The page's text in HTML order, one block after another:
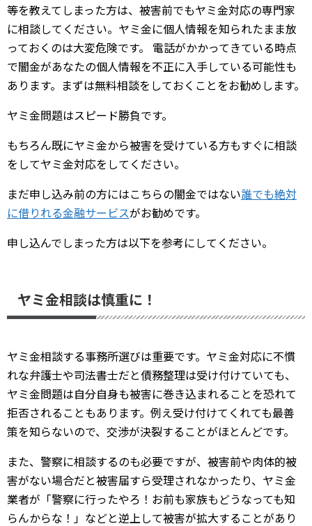
等を教えてしまった方は、被害前でもヤミ金対応の専門家
に相談してください。ヤミ金に個人情報を知られたまま放
っておくのは大変危険です。 電話がかかってきている時点
で闇金があなたの個人情報を不正に入手している可能性も
あります。まずは無料相談をしておくことをお勧めします。
ヤミ金問題はスピード勝負です。
もちろん既にヤミ金から被害を受けている方もすぐに相談
をしてヤミ金対応をしてください。
まだ申し込み前の方にはこちらの闇金ではない誰でも絶対
に借りれる金融サービスがお勧めです。
申し込んでしまった方は以下を参考にしてください。
ヤミ金相談は慎重に！
ヤミ金相談する事務所選びは重要です。ヤミ金対応に不慣
れな弁護士や司法書士だと債務整理は受け付けていても、
ヤミ金問題は自分自身も被害に巻き込まれることを恐れて
拒否されることもあります。例え受け付けてくれても最善
策を知らないので、交渉が決裂することがほとんどです。
また、警察に相談するのも必要ですが、被害前や肉体的被
害がない場合だと被害届すら受理されなかったり、ヤミ金
業者が「警察に行ったやろ！お前も家族もどうなっても知
らんからな！」などと逆上して被害が拡大することがあり